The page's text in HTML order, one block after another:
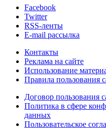
Facebook
Twitter
RSS-ленты
E-mail рассылка
Контакты
Реклама на сайте
Использование
Правила пользования
Договор пользования
Политика в сфере
данных
Пользовательское